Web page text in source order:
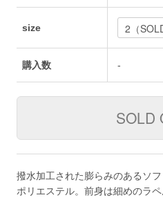
size
購入数 -
撥水加工された膨らみのあるソ
ポリエステル。前身は細めのラ